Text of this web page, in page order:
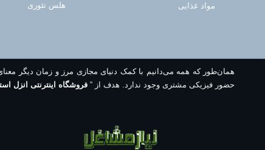
مواد غذایی هلس تئوری
همان‌طور که همه می‌دانیم با کمک دنیای مجازی مرز و زمان دیگر
حضور فیزیکی مشتری وجود ندارد. هدف از “ فروشگاه اینترنتی انزل